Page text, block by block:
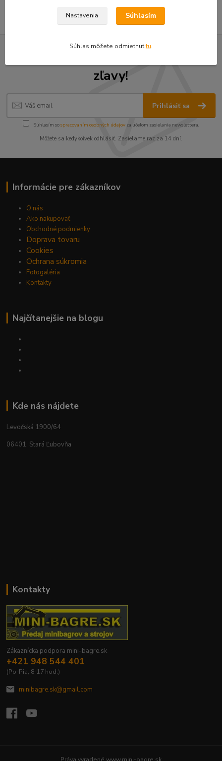
zľavy!
Prihlásiť sa
Súhlasím sospracovaním osobných údajov za účelom zasielania newslettera.
Môžete sa kedykoľvek odhlásiť. Zasielame raz za 14 dní.
Informácie pre zákazníkov
O nás
Ako nakupovať
Obchodné podmienky
Doprava tovaru
Cookies
Ochrana súkromia
Fotogaléria
Kontakty
Najčítanejšie na blogu
Kde nás nájdete
Levočská 1900/64
06401, Stará Ľubovňa
Kontakty
Zákaznícka podpora mini-bagre.sk
+421 948 544 401
(Po-Pia, 8-17 hod.)
minibagre.sk@gmail.com
Nastavenia Súhlasím
Súhlas môžete odmietnuťtu.